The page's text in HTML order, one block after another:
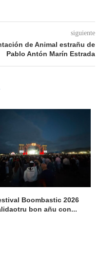
siguiente
de Animal estrañu de
Pablo Antón Marín Estrada
Boombastic 2026
bon añu con...